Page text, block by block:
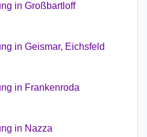
in Großbartloff
in Geismar, Eichsfeld
in Frankenroda
in Nazza